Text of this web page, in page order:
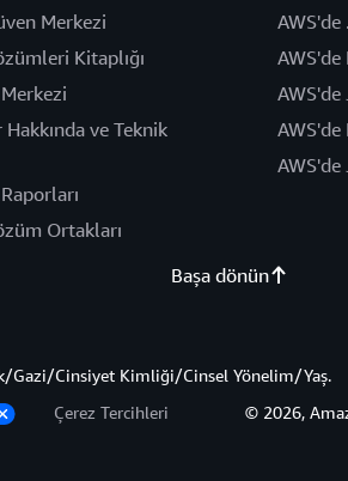
Merkezi
Kitaplığı
ve Teknik
Ortakları
AWS'de
AWS'de
AWS'de
AWS'de
Başa dönün
Gazi/Cinsiyet Kimliği/Cinsel Yönelim/Yaş.
Çerez Tercihleri © 2026,